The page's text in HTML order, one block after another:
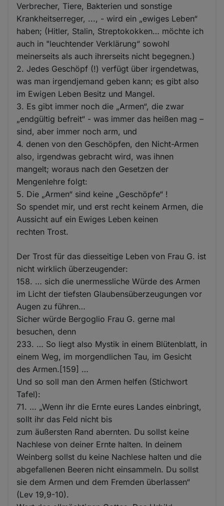
Verbrecher, Tiere, Bakterien und sonstige
Krankheitserreger, ..., - wird ein „ewiges Leben“
haben; (Hitler, Stalin, Streptokokken… möchte ich
auch in "leuchtender Verklärung“ sowohl
meinerseits als auch ihrerseits nicht begegnen.)
2. Jedes Geschöpf (!) verfügt über irgendetwas,
was man irgendjemand geben kann; es gibt also
im Ewigen Leben Besitz und Mangel.
3. Es gibt immer noch die „Armen“, die zwar
„endgültig befreit“ - was immer das heißen mag –
sind, aber immer noch arm, und
4. denen von den Geschöpfen, den Nicht-Armen
also, irgendwas gebracht wird, was ihnen
mangelt; woraus nach den Gesetzen der
Mengenlehre folgt:
5. Die „Armen“ sind keine „Geschöpfe“ !
So spendet mir, und erst recht keinem Armen, die
Aussicht auf ein Ewiges Leben keinen
rechten Trost.
Der Trost für das diesseitige Leben von Frau G. ist
nicht wirklich überzeugender:
158. … sich die unermessliche Würde des Armen
im Licht der tiefsten Glaubensüberzeugungen vor
Augen zu führen…
Sicher würde Bergoglio Frau G. gerne mal
besuchen, denn
233. … So liegt also Mystik in einem Blütenblatt, in
einem Weg, im morgendlichen Tau, im Gesicht
des Armen.[159] …
Und so soll man den Armen helfen (Stichwort
Tafel):
71. … „Wenn ihr die Ernte eures Landes einbringt,
sollt ihr das Feld nicht bis
zum äußersten Rand abernten. Du sollst keine
Nachlese von deiner Ernte halten. In deinem
Weinberg sollst du keine Nachlese halten und die
abgefallenen Beeren nicht einsammeln. Du sollst
sie dem Armen und dem Fremden überlassen“
(Lev 19,9-10).